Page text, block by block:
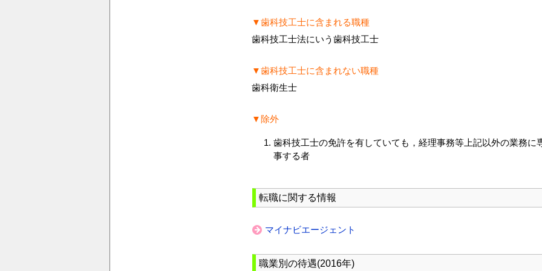
▼歯科技工士に含まれる職種
歯科技工士法にいう歯科技工士
▼歯科技工士に含まれない職種
歯科衛生士
▼除外
歯科技工士の免許を有していても，経理事務等上記以外の業務に
事する者
転職に関する情報
マイナビエージェント
職業別の待遇(2016年)